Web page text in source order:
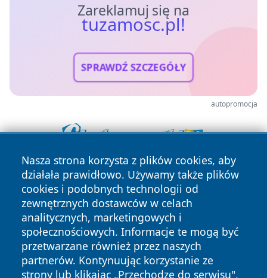
Zareklamuj się na
tuzamosc.pl!
SPRAWDŹ SZCZEGÓŁY
autopromocja
Nasza strona korzysta z plików cookies, aby
działała prawidłowo. Używamy także plików
cookies i podobnych technologii od
zewnętrznych dostawców w celach
analitycznych, marketingowych i
społecznościowych. Informacje te mogą być
przetwarzane również przez naszych
partnerów. Kontynuując korzystanie ze
strony lub klikając „Przechodzę do serwisu",
Copyright © 2026 tuzamosc.pl Wszystkie prawa zastrzeżone.